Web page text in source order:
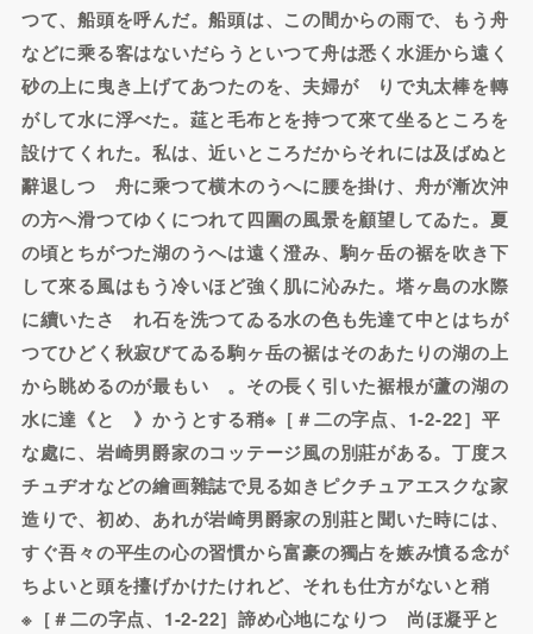
つて、船頭を呼んだ。船頭は、この間からの雨で、もう舟
などに乘る客はないだらうといつて舟は悉く水涯から遠く
砂の上に曳き上げてあつたのを、夫婦がゝりで丸太棒を轉
がして水に浮べた。莚と毛布とを持つて來て坐るところを
設けてくれた。私は、近いところだからそれには及ばぬと
辭退しつゝ舟に乘つて横木のうへに腰を掛け、舟が漸次沖
の方へ滑つてゆくにつれて四圍の風景を顧望してゐた。夏
の頃とちがつた湖のうへは遠く澄み、駒ヶ岳の裾を吹き下
して來る風はもう冷いほど強く肌に沁みた。塔ヶ島の水際
に續いたさゞれ石を洗つてゐる水の色も先達て中とはちが
つてひどく秋寂びてゐる駒ヶ岳の裾はそのあたりの湖の上
から眺めるのが最もいゝ。その長く引いた裾根が蘆の湖の
水に達《とゞ》かうとする稍※［＃二の字点、1-2-22］平
な處に、岩崎男爵家のコッテージ風の別莊がある。丁度ス
チュヂオなどの繪画雜誌で見る如きピクチュアエスクな家
造りで、初め、あれが岩崎男爵家の別莊と聞いた時には、
すぐ吾々の平生の心の習慣から富豪の獨占を嫉み憤る念が
ちよいと頭を擡げかけたけれど、それも仕方がないと稍
※［＃二の字点、1-2-22］諦め心地になりつゝ尚ほ凝乎と